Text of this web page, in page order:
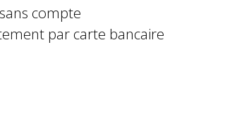
compte
par carte bancaire